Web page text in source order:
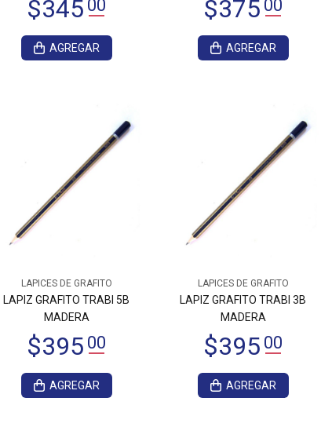
AGREGAR AGREGAR
LAPICES DE GRAFITO
LAPIZ GRAFITO TRABI 5B
MADERA
AGREGAR
LAPICES DE GRAFITO
LAPIZ GRAFITO TRABI 3B
MADERA
AGREGAR